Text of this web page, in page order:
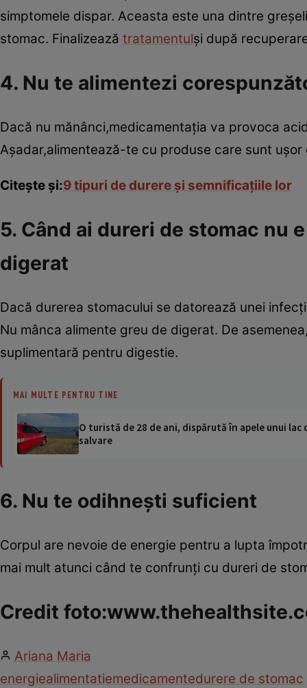
simptomele dispar. Aceasta este una dintre
stomac. Finalizează tratamentulşi după
4. Nu te alimentezi
Dacă nu mănânci,medicamentaţia va provoca
Aşadar,alimentează-te cu produse care sunt
Citeşte şi:9 tipuri de durere şi semnificaţiile lor
5. Când ai dureri de stomac nu
digerat
Dacă durerea stomacului se datorează unei
Nu mânca alimente greu de digerat. De
suplimentară pentru digestie.
MAI MULTE PENTRU TINE
O turistă de 28 de ani, dispărută în apele unui
salvare
6. Nu te odihneşti suficient
Corpul are nevoie de energie pentru a lupta
mai mult atunci când te confrunţi cu dureri de
Credit
Ariana Maria
energiealimentatiemedicamentedurere de stomac